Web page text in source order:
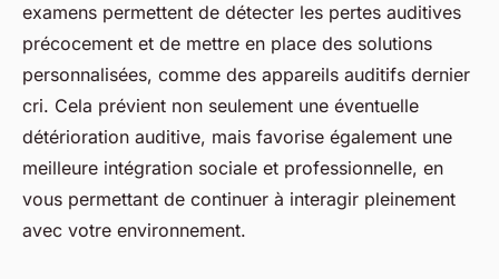
examens permettent de détecter les pertes auditives
précocement et de mettre en place des solutions
personnalisées, comme des appareils auditifs dernier
cri. Cela prévient non seulement une éventuelle
détérioration auditive, mais favorise également une
meilleure intégration sociale et professionnelle, en
vous permettant de continuer à interagir pleinement
avec votre environnement.